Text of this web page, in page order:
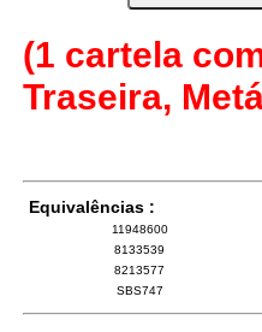
(1 cartela
Traseira,
Equivalências :
11948600
8133539
8213577
SBS747